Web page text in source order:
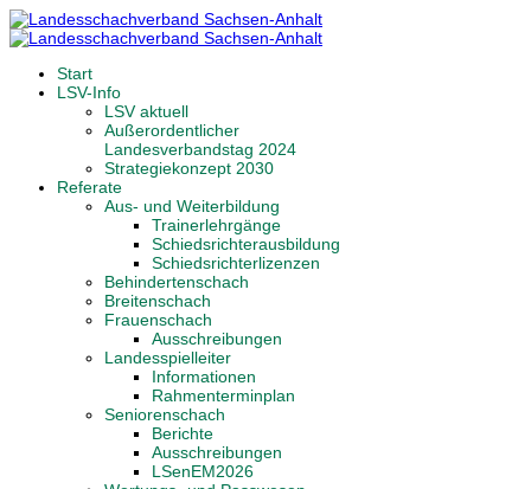
Start
LSV-Info
LSV aktuell
Außerordentlicher
Landesverbandstag 2024
Strategiekonzept 2030
Referate
Aus- und Weiterbildung
Trainerlehrgänge
Schiedsrichterausbildung
Schiedsrichterlizenzen
Behindertenschach
Breitenschach
Frauenschach
Ausschreibungen
Landesspielleiter
Informationen
Rahmenterminplan
Seniorenschach
Berichte
Ausschreibungen
LSenEM2026